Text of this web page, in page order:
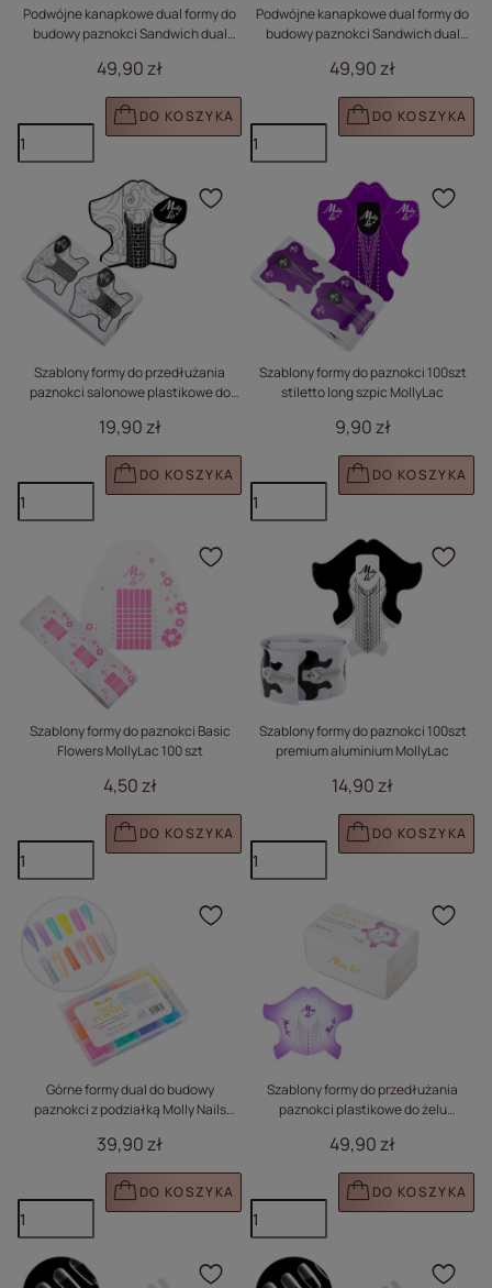
Podwójne kanapkowe dual formy do
budowy paznokci Sandwich dual
240 szt
49,90 zł
DO KOSZYKA
Podwójne kanapkowe dual formy do
budowy paznokci Sandwich dual
49,90 zł
DO KOSZYKA
Szablony formy do przedłużania
paznokci salonowe plastikowe do
szt
19,90 zł
DO KOSZYKA
Kliknij, aby dodać
Szablony formy do paznokci 100szt
stiletto long szpic MollyLac
9,90 zł
DO KOSZYKA
Szablony formy do paznokci Basic
Flowers MollyLac 100 szt
4,50 zł
DO KOSZYKA
Kliknij, aby dodać
Szablony formy do paznokci 100szt
premium aluminium MollyLac
14,90 zł
DO KOSZYKA
Górne formy dual do budowy
paznokci z podziałką Molly Nails
39,90 zł
DO KOSZYKA
Kliknij, aby dodać
Szablony formy do przedłużania
paznokci plastikowe do żelu
fioletowe 500 szt
49,90 zł
DO KOSZYKA